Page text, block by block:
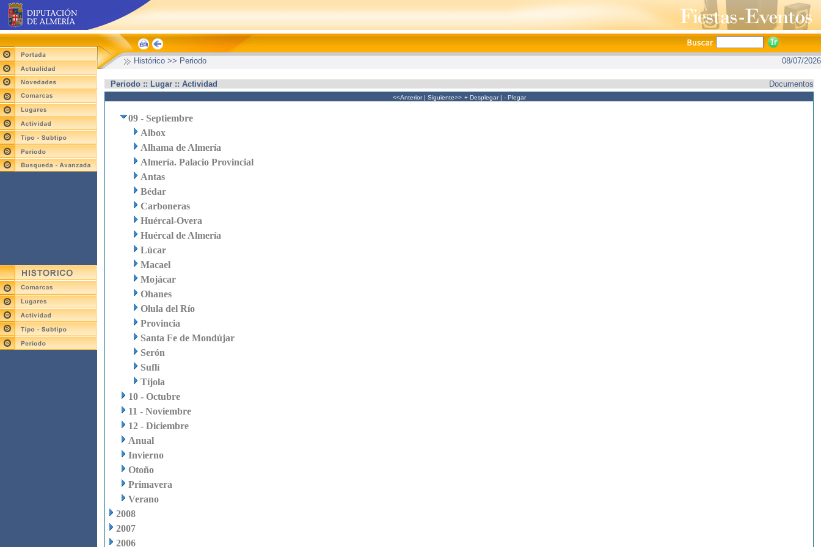
Histórico >> Periodo 08/07/2026
Periodo :: Lugar :: Actividad Documentos
<<Anterior| Siguiente>> + Desplegar| - Plegar
09 - Septiembre
Albox
Alhama de Almería
Almería. Palacio Provincial
Antas
Bédar
Carboneras
Huércal-Overa
Huércal de Almería
Lúcar
Macael
Mojácar
Ohanes
Olula del Río
Provincia
Santa Fe de Mondújar
Serón
Suflí
Tíjola
10 - Octubre
11 - Noviembre
12 - Diciembre
Anual
Invierno
Otoño
Primavera
Verano
2008
2007
2006